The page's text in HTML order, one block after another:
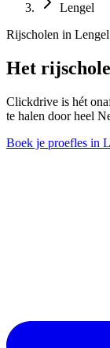
Lengel
Rijscholen in Lengel
Het
Clickdrive is hét
te halen door heel
Boek je proefles in